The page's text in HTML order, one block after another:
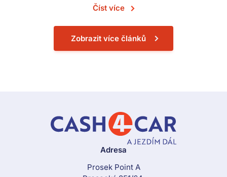
Číst více
Zobrazit více článků
Adresa
Prosek Point A